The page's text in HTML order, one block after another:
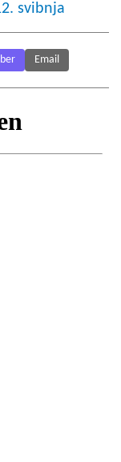
svibnja
Email